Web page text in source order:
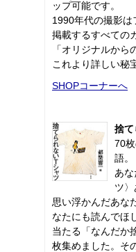
ップ可能です。
1990年代の撮影は
掲載するすべての
「オリジナルから
これより詳しい秘
SHOPコーナーへ
捨て
70
語。
あ
ツ
思い浮かんだあな
なたにも読んでほ
当たる「なんだか
枚集めました。そ